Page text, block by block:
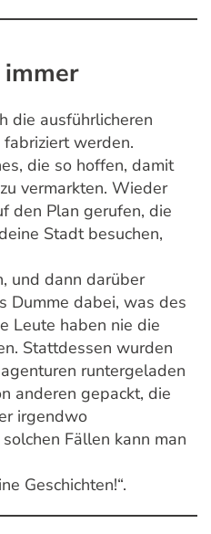
die ausführlicheren
fabriziert werden.
die so hoffen, damit
vermarkten. Wieder
den Plan gerufen, die
Stadt besuchen,
und dann darüber
Dumme dabei, was des
Leute haben nie die
Stattdessen wurden
runtergeladen
anderen gepackt, die
irgendwo
Fällen kann man
Geschichten!“.